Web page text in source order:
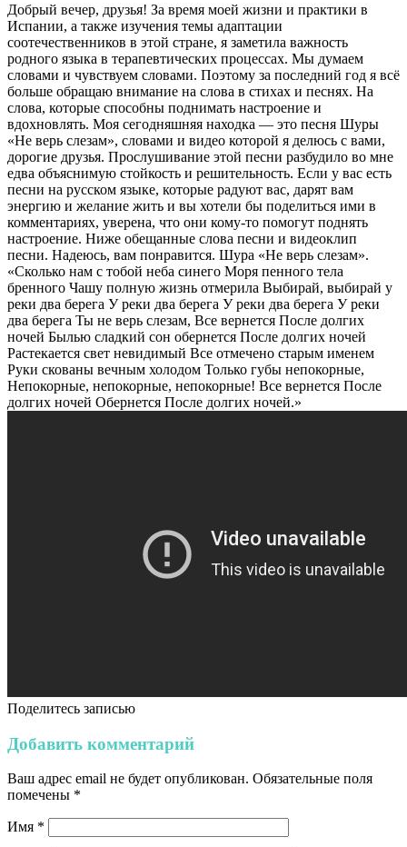
Добрый вечер, друзья! За время моей жизни и практики в
Испании, а также изучения темы адаптации
соотечественников в этой стране, я заметила важность
родного языка в терапевтических процессах. Мы думаем
словами и чувствуем словами. Поэтому за последний год я всё
больше обращаю внимание на слова в стихах и песнях. На
слова, которые способны поднимать настроение и
вдохновлять. Моя сегодняшняя находка — это песня Шуры
«Не верь слезам», словами и видео которой я делюсь с вами,
дорогие друзья. Прослушивание этой песни разбудило во мне
едва объяснимую стойкость и решительность. Если у вас есть
песни на русском языке, которые радуют вас, дарят вам
энергию и желание жить и вы хотели бы поделиться ими в
комментариях, уверена, что они кому-то помогут поднять
настроение. Ниже обещанные слова песни и видеоклип
песни. Надеюсь, вам понравится. Шура «Не верь слезам».
«Сколько нам с тобой неба синего Моря пенного тела
бренного Чашу полную жизнь отмерила Выбирай, выбирай у
реки два берега У реки два берега У реки два берега У реки
два берега Ты не верь слезам, Все вернется После долгих
ночей Былью сладкий сон обернется После долгих ночей
Растекается свет невидимый Все отмечено старым именем
Руки скованы вечным холодом Только губы непокорные,
Непокорные, непокорные, непокорные! Все вернется После
долгих ночей Обернется После долгих ночей.»
Поделитесь записью
Добавить комментарий
Ваш адрес email не будет опубликован. Обязательные поля
помечены *
Имя *